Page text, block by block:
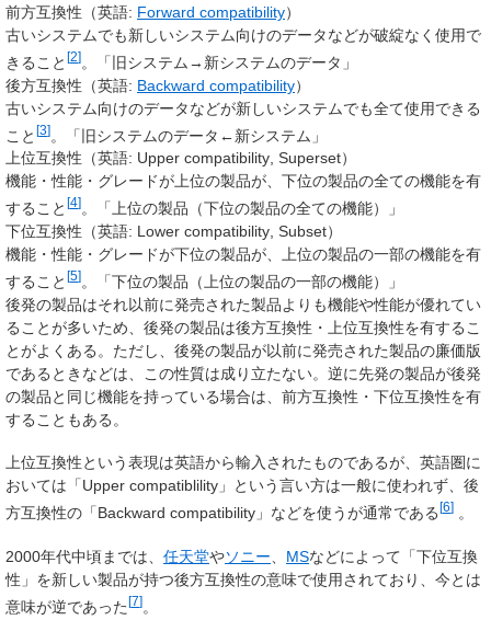
前方互換性（英語: Forward compatibility）
古いシステムでも新しいシステム向けのデータなどが破綻なく使用で
きること [2] 。「旧システム→新システムのデータ」
後方互換性（英語: Backward compatibility）
古いシステム向けのデータなどが新しいシステムでも全て使用できる
こと [3]。「旧システムのデータ←新システム」
上位互換性（英語: Upper compatibility, Superset）
機能・性能・グレードが上位の製品が、下位の製品の全ての機能を有
すること [4] 。「上位の製品（下位の製品の全ての機能）」
下位互換性（英語: Lower compatibility , Subset）
機能・性能・グレードが下位の製品が、上位の製品の一部の機能を有
すること [5]。「下位の製品（上位の製品の一部の機能）」
後発の製品はそれ以前に発売された製品よりも機能や性能が優れてい
ることが多いため、後発の製品は後方互換性・上位互換性を有するこ
とがよくある。ただし、後発の製品が以前に発売された製品の廉価版
であるときなどは、この性質は成り立たない。逆に先発の製品が後発
の製品と同じ機能を持っている場合は、前方互換性・下位互換性を有
することもある。
上位互換性という表現は英語から輸入されたものであるが、英語圏に
おいては「Upper compatiblility」という言い方は一般に使われず、後
方互換性の「Backward compatibility」などを使うが通常である [6] 。
2000年代中頃までは、 任天堂やソニー MSなどによって「下位互換
性」を新しい製品が持つ後方互換性の意味で使用されており、今とは
意味が逆であった[7]。